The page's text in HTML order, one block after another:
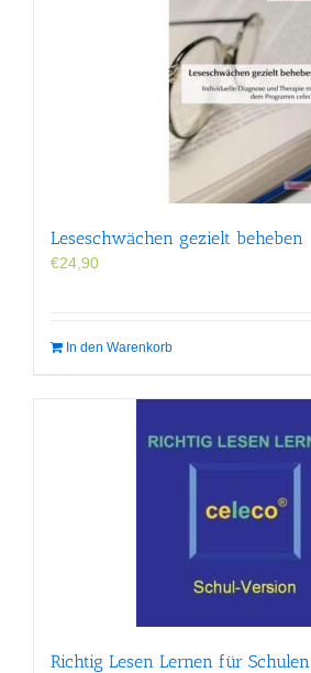
Varianten
auf.
Die
Optionen
können
auf
der
Produktseite
gewählt
werden
Leseschwächen gezielt beheben
€24,90
In den Warenkorb
Richtig Lesen Lernen für Schulen